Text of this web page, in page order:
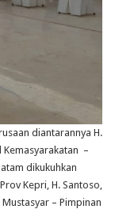
diantarannya H.
Kemasyarakatan –
dikukuhkan
Kepri, H. Santoso,
– Pimpinan